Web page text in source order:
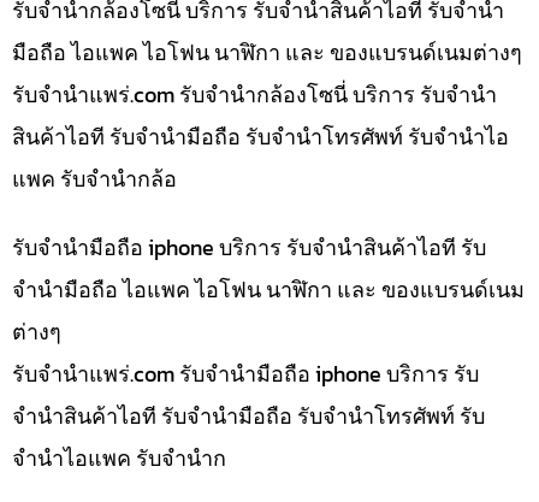
รับจำนำกล้องโซนี่ บริการ รับจำนำสินค้าไอที รับจำนำ
มือถือ ไอแพค ไอโฟน นาฬิกา และ ของแบรนด์เนมต่างๆ
รับจํานําแพร่.com รับจำนำกล้องโซนี่ บริการ รับจำนำ
สินค้าไอที รับจำนำมือถือ รับจำนำโทรศัพท์ รับจำนำไอ
แพค รับจำนำกล้อ
รับจำนำมือถือ iphone บริการ รับจำนำสินค้าไอที รับ
จำนำมือถือ ไอแพค ไอโฟน นาฬิกา และ ของแบรนด์เนม
ต่างๆ
รับจํานําแพร่.com รับจำนำมือถือ iphone บริการ รับ
จำนำสินค้าไอที รับจำนำมือถือ รับจำนำโทรศัพท์ รับ
จำนำไอแพค รับจำนำก